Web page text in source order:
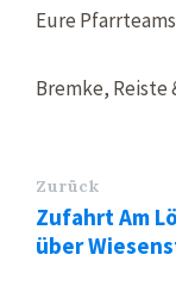
Eure Pfarrteams
Bremke, Reiste
Zurück
Zufahrt Am
über